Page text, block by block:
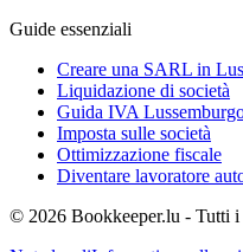
Guide essenziali
Creare una SARL in
Liquidazione di società
Guida IVA
Imposta sulle società
Ottimizzazione fiscale
Diventare lavoratore
© 2026 Bookkeeper.lu - Tutti